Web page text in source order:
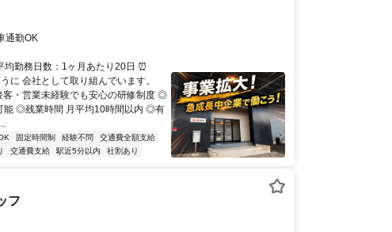
通勤OK
勤務日数：1ヶ月あたり20日 ⏰
に 会社として取り組んでいます。
・営業未経験でも安心の研修制度 ◎
能 ◎残業時間 月平均10時間以内 ◎有
固定時間制 経験不問
交通費全額支給
交通費支給 駅近5分以内 社割あり
フ